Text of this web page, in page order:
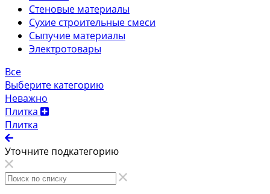
Стеновые материалы
Сухие строительные смеси
Сыпучие материалы
Электротовары
Все
Выберите категорию
Неважно
Плитка
Плитка
Уточните подкатегорию